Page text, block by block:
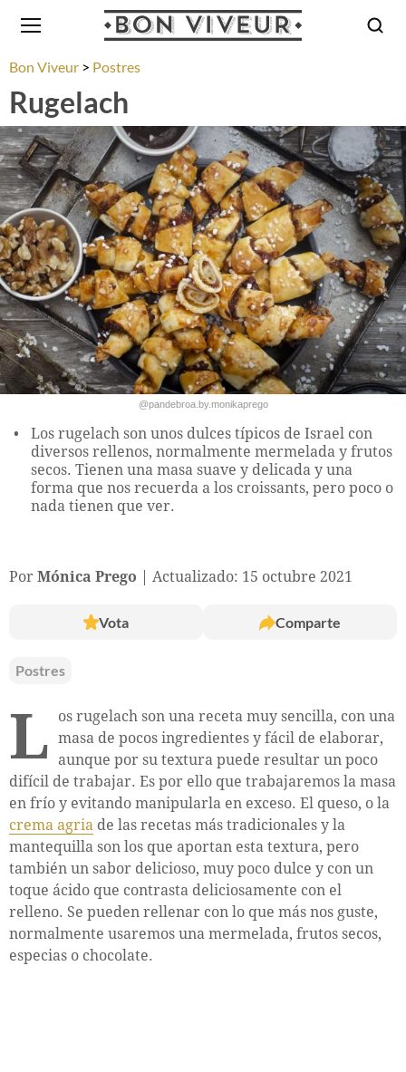
Bon Viveur Postres
Rugelach
@pandebroa.by.monikaprego
Los rugelach son unos dulces típicos de Israel con
diversos rellenos, normalmente mermelada y frutos
secos. Tienen una masa suave y delicada y una
forma que nos recuerda a los croissants, pero poco o
nada tienen que ver.
Por Mónica Prego Actualizado: 15 octubre 2021
Vota Comparte
Postres
L
os rugelach son una receta muy sencilla, con una
masa de pocos ingredientes y fácil de elaborar,
aunque por su textura puede resultar un poco
difícil de trabajar. Es por ello que trabajaremos la masa
en frío y evitando manipularla en exceso. El queso, o la
crema agria de las recetas más tradicionales y la
mantequilla son los que aportan esta textura, pero
también un sabor delicioso, muy poco dulce y con un
toque ácido que contrasta deliciosamente con el
relleno. Se pueden rellenar con lo que más nos guste,
normalmente usaremos una mermelada, frutos secos,
especias o chocolate.